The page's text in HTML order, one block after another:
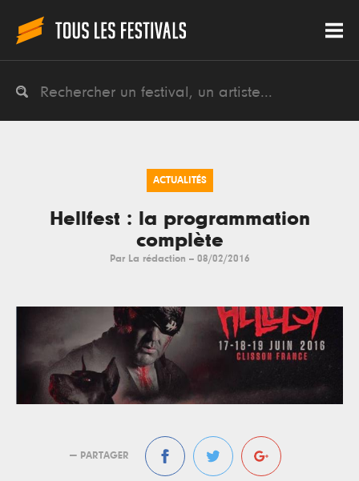
ACTUALITÉS
Hellfest : la programmation
complète
Par La rédaction -- 08/02/2016
— PARTAGER